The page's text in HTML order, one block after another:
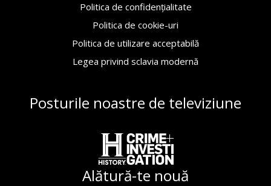
Politica de confidențialitate
Politica de cookie-uri
Politica de utilizare acceptabilă
Legea privind sclavia modernă
Posturile noastre de televiziune
Alătură-te nouă